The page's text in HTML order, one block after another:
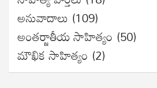
అనువాదాలు (109)
అంతర్జాతీయ సాహిత్యం (50)
మౌఖిక సాహిత్యం (2)